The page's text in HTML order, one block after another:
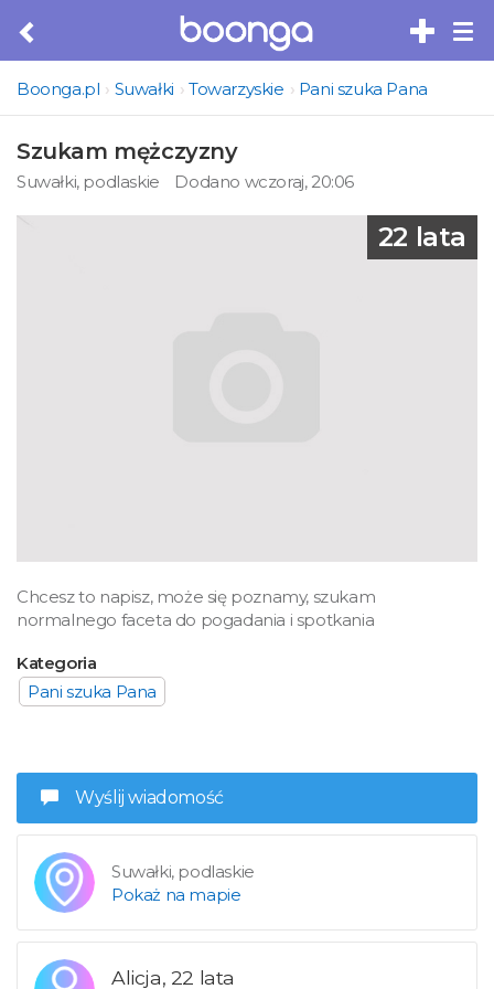
Boonga.pl
Suwałki Towarzyskie Pani szuka Pana
Szukam mężczyzny
Suwałki, podlaskie Dodano wczoraj, 20:06
22 lata
Chcesz to napisz, może się poznamy, szukam
normalnego faceta do pogadania i spotkania
Kategoria
Pani szuka Pana
Wyślij wiadomość
Suwałki, podlaskie
Pokaż na mapie
Alicja, 22 lata